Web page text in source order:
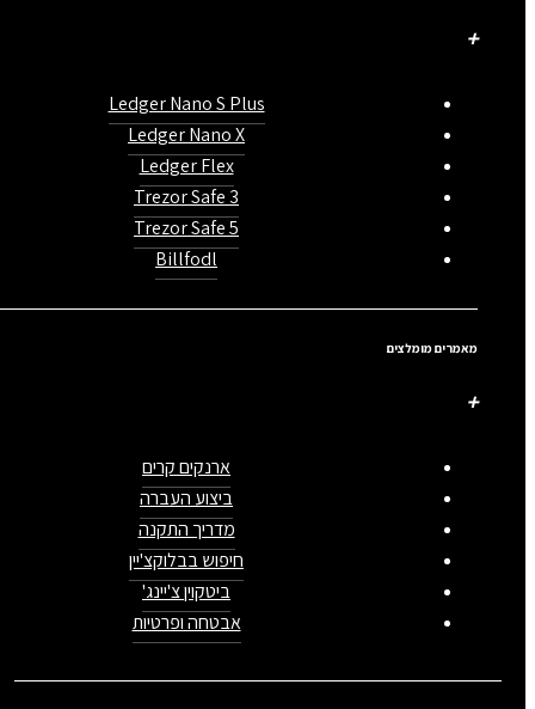
Ledger Nano S Plus
Ledger Nano X
Ledger Flex
Trezor Safe 3
Trezor Safe 5
Billfodl
מאמרים מומלצים
ארנקים קרים
ביצוע העברה
מדריך התקנה
חיפוש בבלוקצ'יין
ביטקוין צ'יינג'
אבטחה ופרטיות